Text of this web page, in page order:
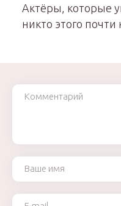
Актёры, которые
никто этого почти
Комментарий
Ваше имя
Ваш e-mail